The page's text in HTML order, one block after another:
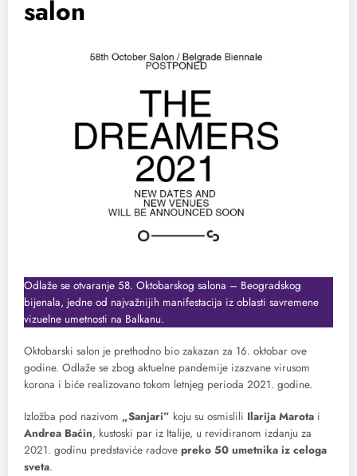
salon
Odlaže se otvaranje 58. Oktobarskog salona – Beogradskog
bijenala, jedne od najvažnijih manifestacija iz oblasti savremene
vizuelne umetnosti na Balkanu.
Oktobarski salon je prethodno bio zakazan za 16. oktobar ove
godine. Odlaže se zbog aktuelne pandemije izazvane virusom
korona i biće realizovano tokom letnjeg perioda 2021. godine.
Izložba pod nazivom „Sanjari” koju su osmislili Ilarija Marota i
Andrea Baćin, kustoski par iz Italije, u revidiranom izdanju za
2021. godinu predstaviće radove preko 50 umetnika iz celoga
sveta.